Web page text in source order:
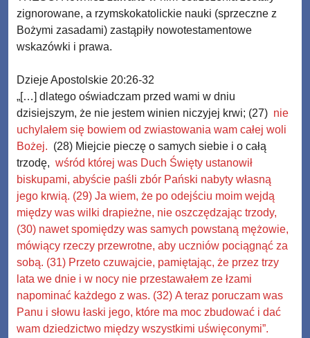
zignorowane, a rzymskokatolickie nauki (sprzeczne z
Bożymi zasadami) zastąpiły nowotestamentowe
wskazówki i prawa.
Dzieje Apostolskie 20:26-32
„[…] dlatego oświadczam przed wami w dniu
dzisiejszym, że nie jestem winien niczyjej krwi; (27) nie
uchylałem się bowiem od zwiastowania wam całej woli
Bożej. (28) Miejcie pieczę o samych siebie i o całą
trzodę, wśród której was Duch Święty ustanowił
biskupami, abyście paśli zbór Pański nabyty własną
jego krwią. (29) Ja wiem, że po odejściu moim wejdą
między was wilki drapieżne, nie oszczędzając trzody,
(30) nawet spomiędzy was samych powstaną mężowie,
mówiący rzeczy przewrotne, aby uczniów pociągnąć za
sobą. (31) Przeto czuwajcie, pamiętając, że przez trzy
lata we dnie i w nocy nie przestawałem ze łzami
napominać każdego z was. (32) A teraz poruczam was
Panu i słowu łaski jego, które ma moc zbudować i dać
wam dziedzictwo między wszystkimi uświęconymi”.